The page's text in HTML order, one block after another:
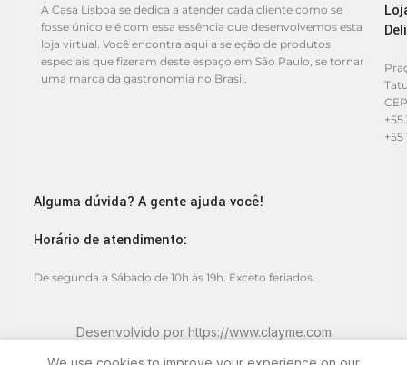
A Casa Lisboa se dedica a atender cada cliente como se
fosse único e é com essa essência que desenvolvemos esta
loja virtual. Você encontra aqui a seleção de produtos
especiais que fizeram deste espaço em São Paulo, se tornar
uma marca da gastronomia no Brasil.
+55
+55
Alguma dúvida? A gente ajuda você!
Horário de atendimento:
De segunda a Sábado de 10h às 19h. Exceto feriados.
Desenvolvido por https://www.clayme.com